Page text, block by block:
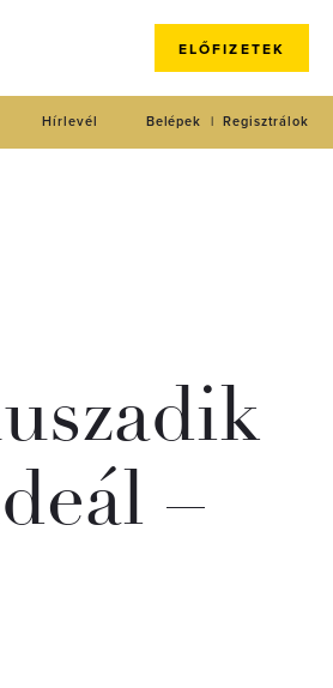
ELŐFIZETEK
Regisztrálok
Belépek
Hírlevél
–